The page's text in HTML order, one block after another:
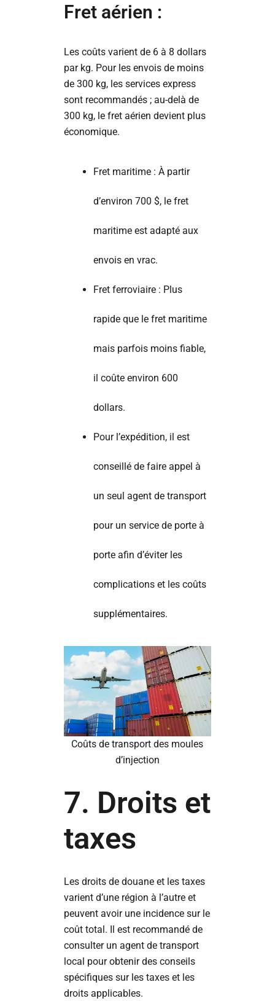
Fret aérien :
Les coûts varient de 6 à 8 dollars
par kg. Pour les envois de moins
de 300 kg, les services express
sont recommandés ; au-delà de
300 kg, le fret aérien devient plus
économique.
Fret maritime : À partir
d’environ 700 $, le fret
maritime est adapté aux
envois en vrac.
Fret ferroviaire : Plus
rapide que le fret maritime
mais parfois moins fiable,
il coûte environ 600
dollars.
Pour l’expédition, il est
conseillé de faire appel à
un seul agent de transport
pour un service de porte à
porte afin d’éviter les
complications et les coûts
supplémentaires.
Coûts de transport des moules
d’injection
7. Droits et
taxes
Les droits de douane et les taxes
varient d’une région à l’autre et
peuvent avoir une incidence sur le
coût total. Il est recommandé de
consulter un agent de transport
local pour obtenir des conseils
spécifiques sur les taxes et les
droits applicables.